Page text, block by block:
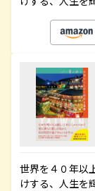
世界を４０年以
けする、人生を